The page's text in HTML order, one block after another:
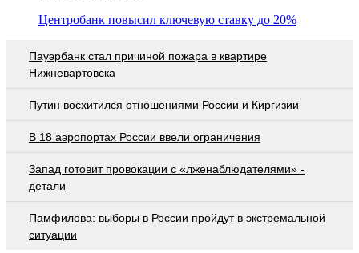
Центробанк повысил ключевую ставку до 20%
Пауэрбанк стал причиной пожара в квартире
Нижневартовска
Путин восхитился отношениями России и Киргизии
В 18 аэропортах России ввели ограничения
Запад готовит провокации с «лженаблюдателями» -
детали
Памфилова: выборы в России пройдут в экстремальной
ситуации